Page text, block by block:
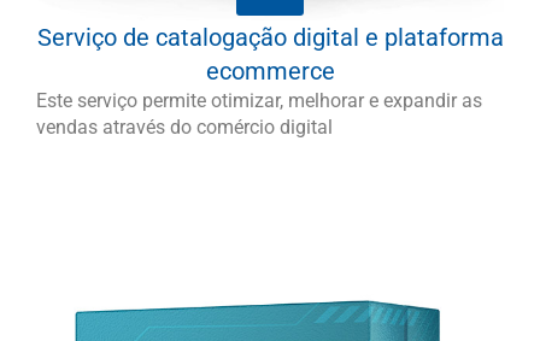
Serviço de catalogação digital e plataforma
ecommerce
Este serviço permite otimizar, melhorar e expandir as
vendas através do comércio digital